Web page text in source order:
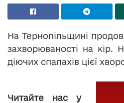
На Тернопільщині
захворюваності на кір.
діючих спалахів цієї
Читайте нас у